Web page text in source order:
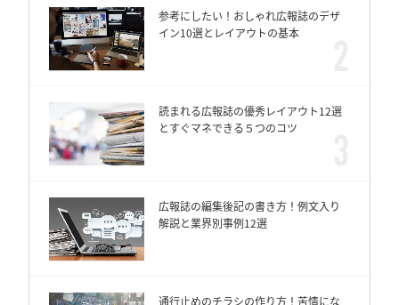
参考にしたい！おしゃれ広報誌のデザ
イン10選とレイアウトの基本
読まれる広報誌の優秀レイアウト12選
とすぐマネできる５つのコツ
広報誌の編集後記の書き方！例文入り
解説と業界別事例12選
通行止めのチラシの作り方！苦情にな